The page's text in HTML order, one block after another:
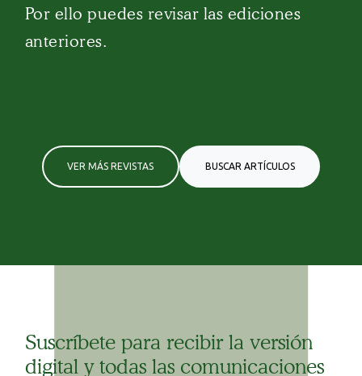
Por ello puedes revisar las ediciones
anteriores.
VER MÁS REVISTAS BUSCAR ARTÍCULOS
Suscríbete para recibir la versión
digital y todas las comunicaciones